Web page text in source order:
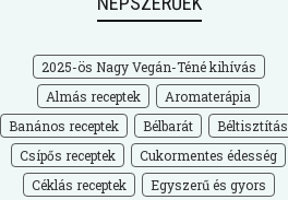
2025-ös Nagy Vegán-Téné kihívás
Almás receptek
Aromaterápia
Banános receptek
Bélbarát
Béltisztítás
Csípős receptek
Cukormentes édesség
Céklás receptek
Egyszerű és gyors